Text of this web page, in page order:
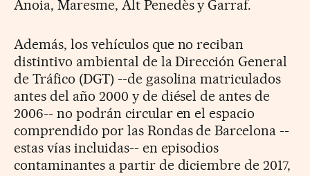
Anoia, Maresme, Alt Penedès y Garraf.
Además, los vehículos que no reciban
distintivo ambiental de la Dirección General
de Tráfico (DGT) --de gasolina matriculados
antes del año 2000 y de diésel de antes de
2006-- no podrán circular en el espacio
comprendido por las Rondas de Barcelona --
estas vías incluidas-- en episodios
contaminantes a partir de diciembre de 2017,